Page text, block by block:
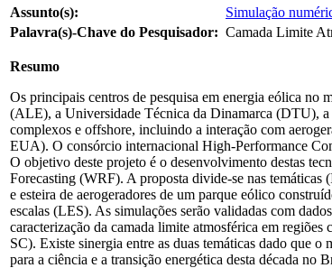
Assunto(s):
Simulação
Palavra(s)-Chave do Pesquisador: Camada Limite
Resumo
Os principais centros de pesquisa em energia eólica
(ALE), a Universidade Técnica da Dinamarca (DTU), a
complexos e offshore, incluindo a interação com
EUA). O consórcio internacional High-Performance
O objetivo deste projeto é o desenvolvimento destas
Forecasting (WRF). A proposta divide-se nas
e esteira de aerogeradores de um parque eólico
escalas (LES). As simulações serão validadas com
caracterização da camada limite atmosférica em
SC). Existe sinergia entre as duas temáticas dado que
para a ciência e a transição energética desta década no